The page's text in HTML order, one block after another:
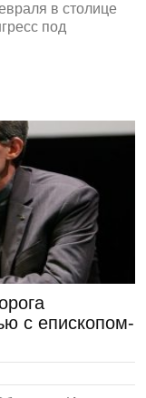
в столице
под
с епископом-